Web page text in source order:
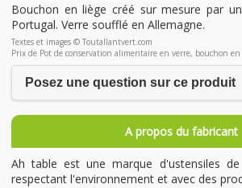
Bouchon en liège créé sur mesure par
Portugal. Verre soufflé en Allemagne.
Textes et images © Toutallantvert.com
Prix de Pot de conservation alimentaire en verre, bouchon
Posez une question sur ce produit
A propos du fabricant
Ah table est une marque d'ustensiles
respectant l'environnement et avec des